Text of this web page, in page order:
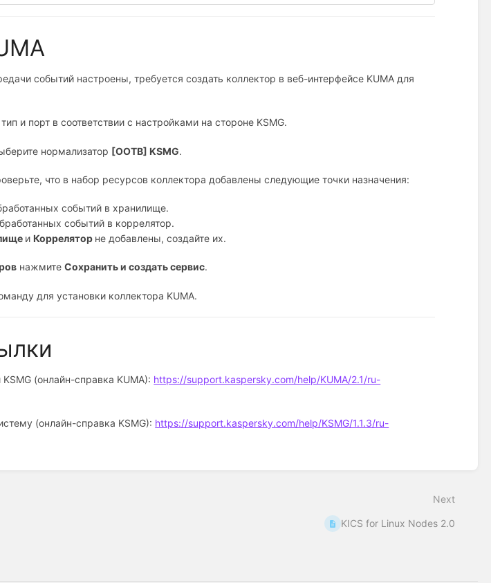
событий настроены, требуется создать коллектор в веб-интерфейсе KUMA для
и порт в соответствии с настройками на стороне KSMG.
нормализатор [OOTB] KSMG.
что в набор ресурсов коллектора добавлены следующие точки назначения:
событий в хранилище.
событий в коррелятор.
и Коррелятор не добавлены, создайте их.
нажмитеСохранить и создать сервис.
для установки коллектора KUMA.
(онлайн-справка KUMA): https://support.kaspersky.com/help/KUMA/2.1/ru-
(онлайн-справка KSMG): https://support.kaspersky.com/help/KSMG/1.1.3/ru-
Next
KICS for Linux Nodes 2.0